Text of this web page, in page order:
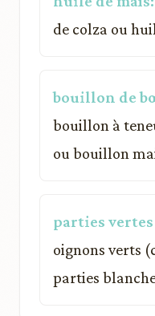
de colza ou
bouillon de
bouillon à
ou bouillon
parties
oignons verts
parties